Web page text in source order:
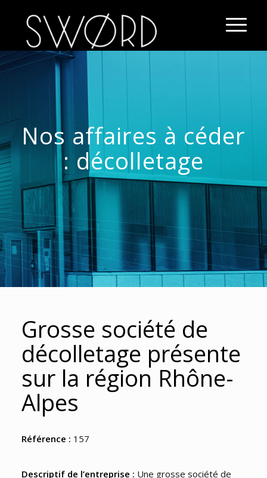
Nos affaires à céder
: décolletage
Grosse société de
décolletage présente
sur la région Rhône-
Alpes
Référence : 157
Descriptif de l’entreprise : Une grosse société de